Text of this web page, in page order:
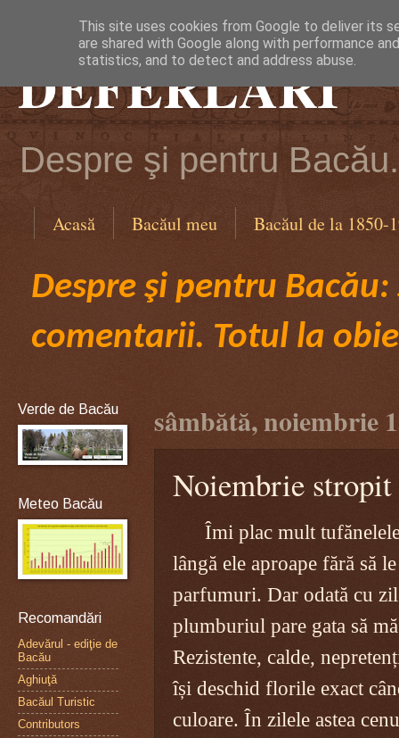
DEFERLĂRI
Despre şi pentru
Acasă Bacăul meu Bacăul de la 1850-
Despre şi pentru
comentarii. Totul la
sâmbătă, noiembrie
Noiembrie
Îmi plac mult
lângă ele aproape fără să
parfumuri. Dar odată cu
plumburiul pare gata să
Rezistente, calde,
își deschid florile exact
culoare. În zilele astea
Verde de Bacău
Meteo Bacău
Recomandări
Adevărul - ediţie de
Bacău
Aghiuţă
Bacăul Turistic
Contributors
This site uses cookies from Google to deliver its
are shared with Google along with performance
statistics, and to detect and address abuse.